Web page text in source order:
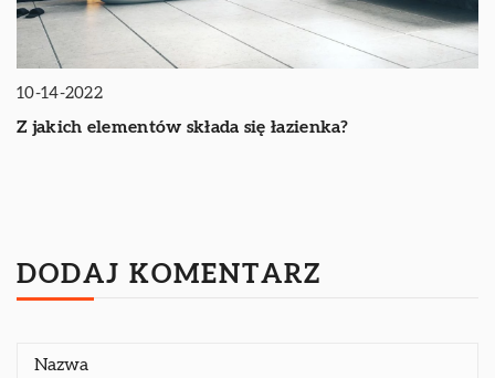
10-14-2022
Z jakich elementów składa się łazienka?
DODAJ KOMENTARZ